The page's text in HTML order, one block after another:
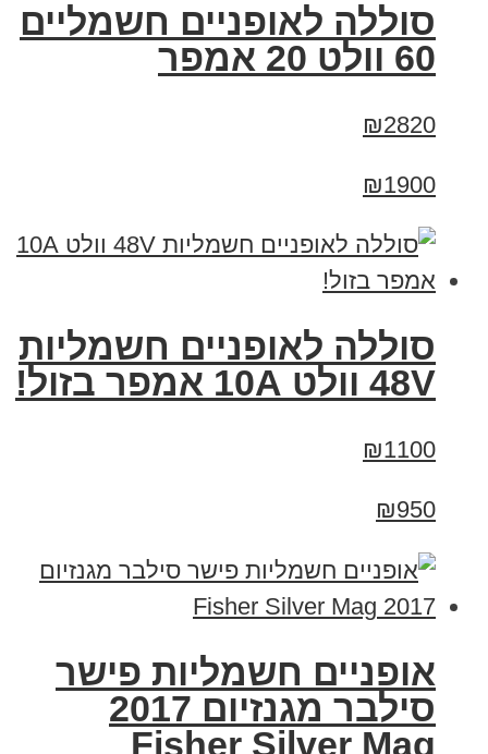
סוללה לאופניים חשמליים
60 וולט 20 אמפר
₪2820
₪1900
סוללה לאופניים חשמליות
48V וולט 10A אמפר בזול!
₪1100
₪950
אופניים חשמליות פישר
סילבר מגנזיום 2017
Fisher Silver Mag